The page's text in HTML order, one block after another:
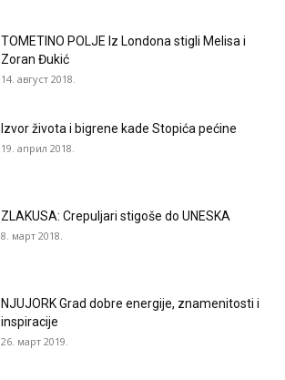
TOMETINO POLJE Iz Londona stigli Melisa i
Zoran Đukić
14. август 2018.
Izvor života i bigrene kade Stopića pećine
19. април 2018.
ZLAKUSA: Crepuljari stigoše do UNESKA
8. март 2018.
NJUJORK Grad dobre energije, znamenitosti i
inspiracije
26. март 2019.